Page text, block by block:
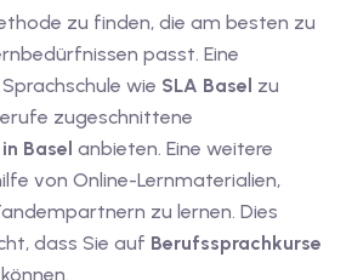
zu finden, die am besten zu
passt. Eine
wie SLA Basel zu
zugeschnittene
Basel anbieten. Eine weitere
von Online-Lernmaterialien,
zu lernen. Dies
dass Sie auf Berufssprachkurse